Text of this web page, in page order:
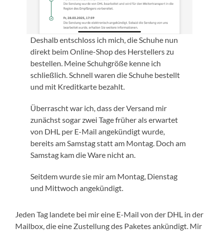
Deshalb entschloss ich mich, die Schuhe nun
direkt beim Online-Shop des Herstellers zu
bestellen. Meine Schuhgröße kenne ich
schließlich. Schnell waren die Schuhe bestellt
und mit Kreditkarte bezahlt.
Überrascht war ich, dass der Versand mir
zunächst sogar zwei Tage früher als erwartet
von DHL per E-Mail angekündigt wurde,
bereits am Samstag statt am Montag. Doch am
Samstag kam die Ware nicht an.
Seitdem wurde sie mir am Montag, Dienstag
und Mittwoch angekündigt.
Jeden Tag landete bei mir eine E-Mail von der DHL in der
Mailbox, die eine Zustellung des Paketes ankündigt. Mir